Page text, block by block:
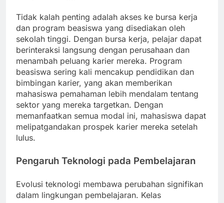
Tidak kalah penting adalah akses ke bursa kerja
dan program beasiswa yang disediakan oleh
sekolah tinggi. Dengan bursa kerja, pelajar dapat
berinteraksi langsung dengan perusahaan dan
menambah peluang karier mereka. Program
beasiswa sering kali mencakup pendidikan dan
bimbingan karier, yang akan memberikan
mahasiswa pemahaman lebih mendalam tentang
sektor yang mereka targetkan. Dengan
memanfaatkan semua modal ini, mahasiswa dapat
melipatgandakan prospek karier mereka setelah
lulus.
Pengaruh Teknologi pada Pembelajaran
Evolusi teknologi membawa perubahan signifikan
dalam lingkungan pembelajaran. Kelas